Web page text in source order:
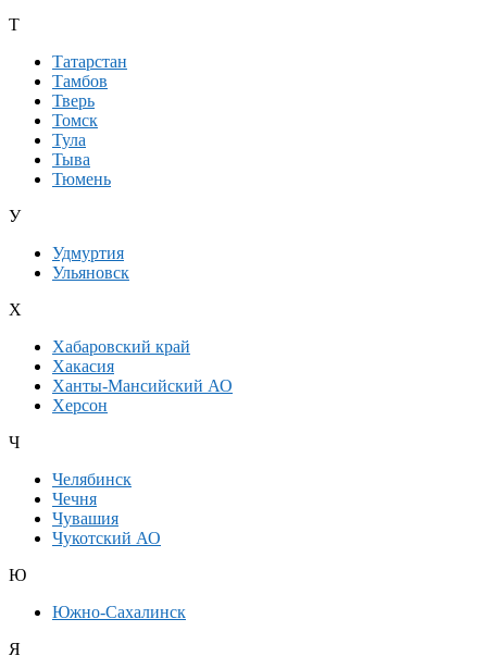
Т
Татарстан
Тамбов
Тверь
Томск
Тула
Тыва
Тюмень
У
Удмуртия
Ульяновск
Х
Хабаровский край
Хакасия
Ханты-Мансийский АО
Херсон
Ч
Челябинск
Чечня
Чувашия
Чукотский АО
Ю
Южно-Сахалинск
Я